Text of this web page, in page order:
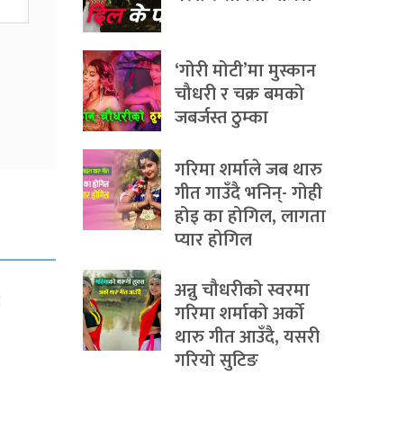
‘गोरी मोटी’मा मुस्कान
चौधरी र चक्र बमको
जबर्जस्त ठुम्का
गरिमा शर्माले जब थारु
गीत गाउँदै भनिन्- गोही
होइ का होगिल, लागता
प्यार होगिल
अन्नु चौधरीको स्वरमा
गरिमा शर्माको अर्को
थारु गीत आउँदै, यसरी
गरियो सुटिङ